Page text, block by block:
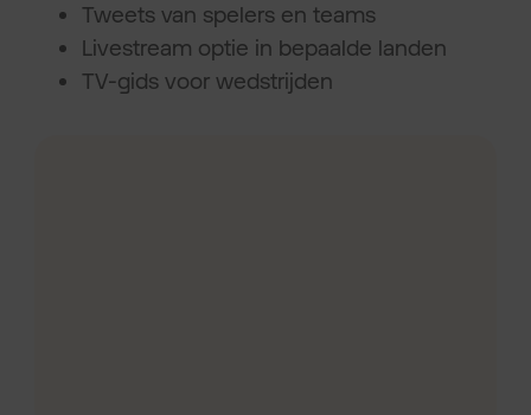
Tweets van spelers en teams
Livestream optie in bepaalde landen
TV-gids voor wedstrijden